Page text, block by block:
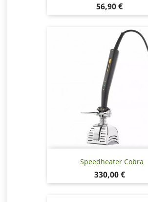
Pris
56,90 €
Speedheater Cobra
Pris
330,00 €